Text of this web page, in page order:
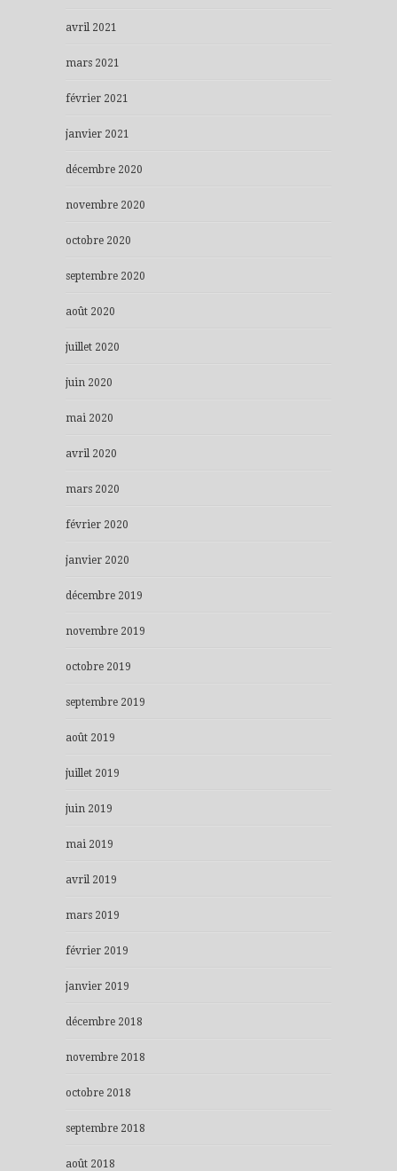
avril 2021
mars 2021
février 2021
janvier 2021
décembre 2020
novembre 2020
octobre 2020
septembre 2020
août 2020
juillet 2020
juin 2020
mai 2020
avril 2020
mars 2020
février 2020
janvier 2020
décembre 2019
novembre 2019
octobre 2019
septembre 2019
août 2019
juillet 2019
juin 2019
mai 2019
avril 2019
mars 2019
février 2019
janvier 2019
décembre 2018
novembre 2018
octobre 2018
septembre 2018
août 2018